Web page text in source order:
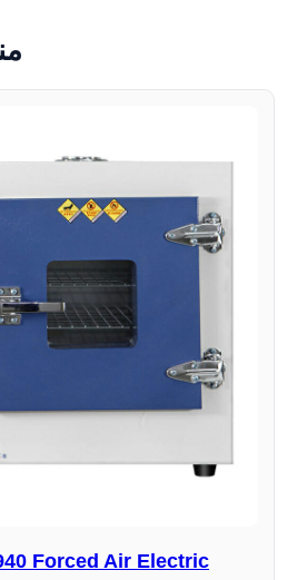
Forced Air Electric